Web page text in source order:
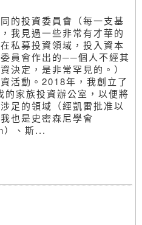
的投資委員會（每一支基
我見過一些非常有才華的
私募投資領域，投入資本
員會作出的──個人不經其
決定，是非常罕見的。）
活動。2018年，我創立了
家族投資辦公室，以便將
足的領域（經凱雷批准以
也是史密森尼學會
、斯...